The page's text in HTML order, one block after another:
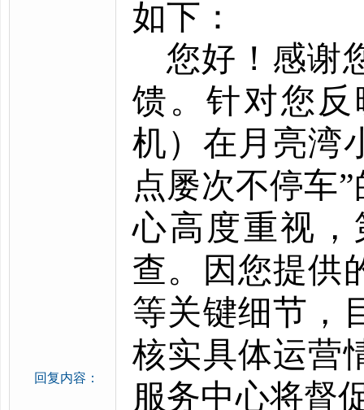
回复内容：
如下：
您好！感谢
馈。针对您
机）在月亮湾
点屡次不停车
心高度重视
查。因您提供
等关键细节，
核实具体运营
服务中心将督